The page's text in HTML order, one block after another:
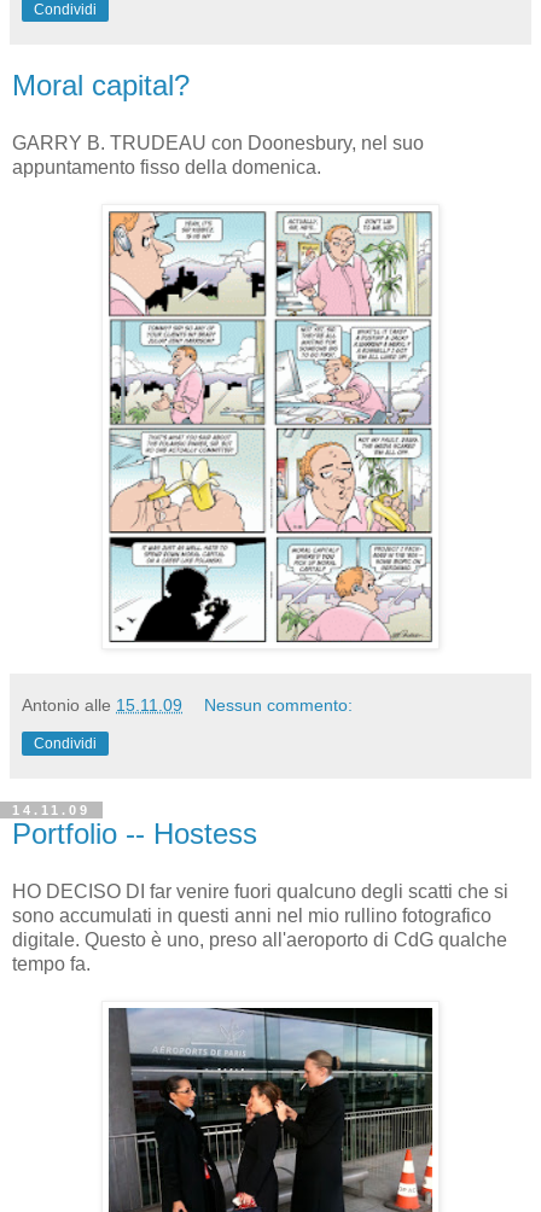
Condividi
Moral capital?
GARRY B. TRUDEAU con Doonesbury, nel suo
appuntamento fisso della domenica.
Antonio alle 15.11.09 Nessun commento:
Condividi
14.11.09
Portfolio -- Hostess
HO DECISO DI far venire fuori qualcuno degli scatti che si
sono accumulati in questi anni nel mio rullino fotografico
digitale. Questo è uno, preso all'aeroporto di CdG qualche
tempo fa.